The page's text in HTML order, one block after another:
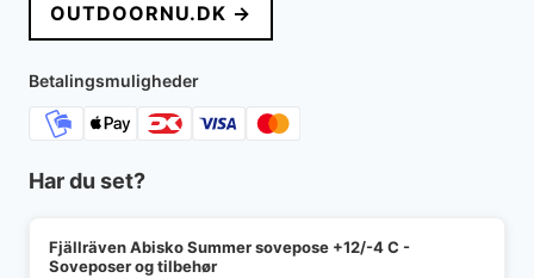
OUTDOORNU.DK →
Betalingsmuligheder
Har du set?
Fjällräven Abisko Summer sovepose +12/-4 C -
Soveposer og tilbehør